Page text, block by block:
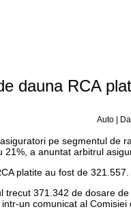
dauna RCA
Auto |
pe segmentul de
a anuntat arbitrul
platite au fost de 321.557.
trecut 371.342 de dosare
un comunicat al